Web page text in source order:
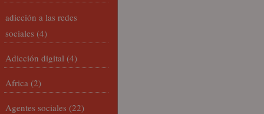
adicción a las redes
sociales (4)
Adicción digital (4)
Africa (2)
Agentes sociales (22)